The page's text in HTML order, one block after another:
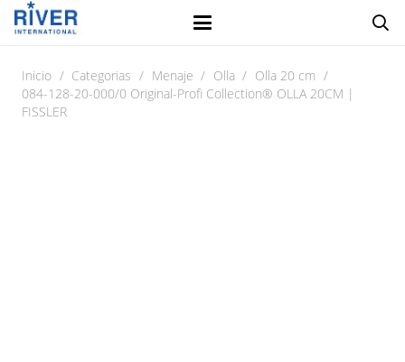
Inicio / Categorias / Menaje / Olla / Olla 20 cm /
084-128-20-000/0 Original-Profi Collection® OLLA 20CM |
FISSLER